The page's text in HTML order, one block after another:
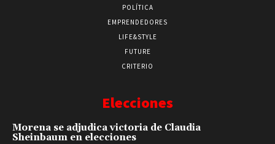
POLÍTICA
EMPRENDEDORES
LIFE&STYLE
FUTURE
CRITERIO
Elecciones
Morena se adjudica victoria de Claudia
Sheinbaum en elecciones